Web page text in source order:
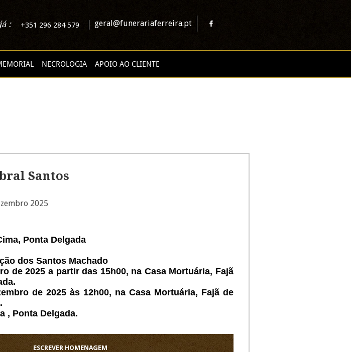
: +351 296 284 579 geral@funerariaferreira.pt
NECROLOGIA APOIO AO CLIENTE
Santos
2025
Ponta Delgada
dos Santos Machado
de 2025 a partir das 15h00, na Casa Mortuária, Fajã
de 2025 às 12h00, na Casa Mortuária, Fajã de
, Ponta Delgada.
ESCREVER HOMENAGEM